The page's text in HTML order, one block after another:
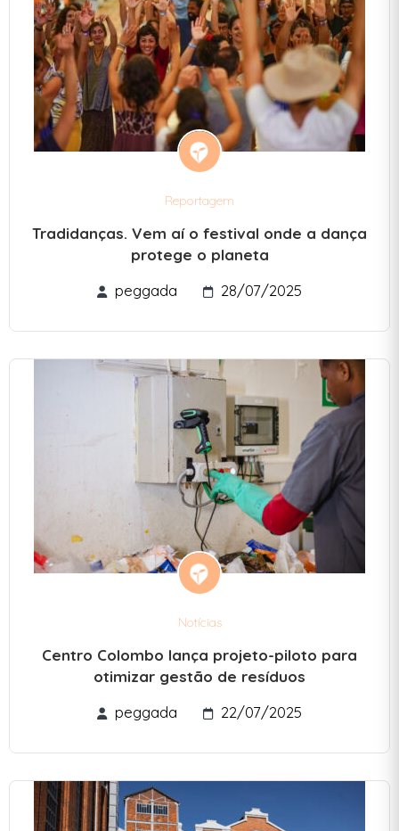
Reportagem
Tradidanças. Vem aí o festival onde a dança
protege o planeta
peggada
28/07/2025
Notícias
Centro Colombo lança projeto-piloto para
otimizar gestão de resíduos
peggada
22/07/2025